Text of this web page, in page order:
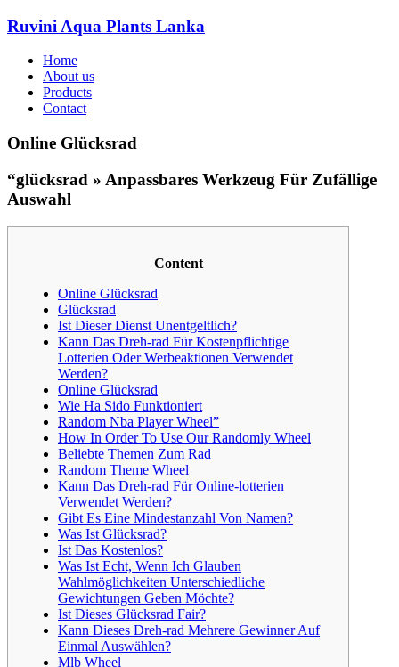
Ruvini Aqua Plants Lanka
Home
About us
Products
Contact
Online Glücksrad
“glücksrad » Anpassbares Werkzeug Für Zufällige
Auswahl
Content
Online Glücksrad
Glücksrad
Ist Dieser Dienst Unentgeltlich?
Kann Das Dreh-rad Für Kostenpflichtige
Lotterien Oder Werbeaktionen Verwendet
Werden?
Online Glücksrad
Wie Ha Sido Funktioniert
Random Nba Player Wheel”
How In Order To Use Our Randomly Wheel
Beliebte Themen Zum Rad
Random Theme Wheel
Kann Das Dreh-rad Für Online-lotterien
Verwendet Werden?
Gibt Es Eine Mindestanzahl Von Namen?
Was Ist Glücksrad?
Ist Das Kostenlos?
Was Ist Echt, Wenn Ich Glauben
Wahlmöglichkeiten Unterschiedliche
Gewichtungen Geben Möchte?
Ist Dieses Glücksrad Fair?
Kann Dieses Dreh-rad Mehrere Gewinner Auf
Einmal Auswählen?
Mlb Wheel